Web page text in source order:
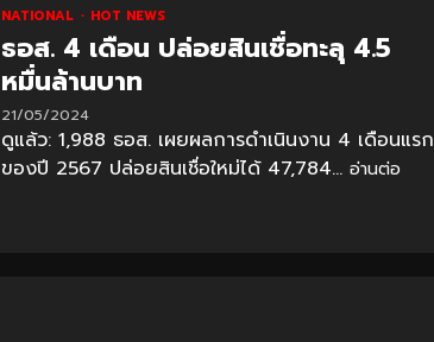
NATIONAL HOT NEWS
ธอส. 4 เดือน ปล่อยสินเชื่อทะลุ 4.5
หมื่นล้านบาท
21/05/2024
ดูแล้ว: 1,988 ธอส. เผยผลการดำเนินงาน 4 เดือนแรก
ของปี 2567 ปล่อยสินเชื่อใหม่ได้ 47,784... อ่านต่อ